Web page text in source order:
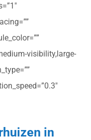
visibility,large-
in